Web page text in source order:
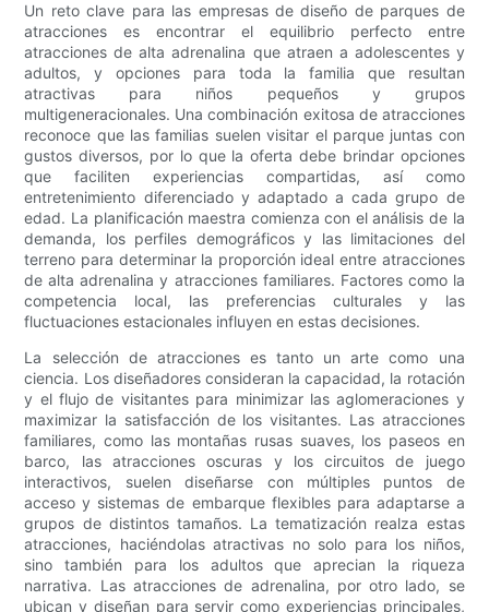
Un reto clave para las empresas de diseño de parques de
atracciones es encontrar el equilibrio perfecto entre
atracciones de alta adrenalina que atraen a adolescentes y
adultos, y opciones para toda la familia que resultan
atractivas para niños pequeños y grupos
multigeneracionales. Una combinación exitosa de atracciones
reconoce que las familias suelen visitar el parque juntas con
gustos diversos, por lo que la oferta debe brindar opciones
que faciliten experiencias compartidas, así como
entretenimiento diferenciado y adaptado a cada grupo de
edad. La planificación maestra comienza con el análisis de la
demanda, los perfiles demográficos y las limitaciones del
terreno para determinar la proporción ideal entre atracciones
de alta adrenalina y atracciones familiares. Factores como la
competencia local, las preferencias culturales y las
fluctuaciones estacionales influyen en estas decisiones.
La selección de atracciones es tanto un arte como una
ciencia. Los diseñadores consideran la capacidad, la rotación
y el flujo de visitantes para minimizar las aglomeraciones y
maximizar la satisfacción de los visitantes. Las atracciones
familiares, como las montañas rusas suaves, los paseos en
barco, las atracciones oscuras y los circuitos de juego
interactivos, suelen diseñarse con múltiples puntos de
acceso y sistemas de embarque flexibles para adaptarse a
grupos de distintos tamaños. La tematización realza estas
atracciones, haciéndolas atractivas no solo para los niños,
sino también para los adultos que aprecian la riqueza
narrativa. Las atracciones de adrenalina, por otro lado, se
ubican y diseñan para servir como experiencias principales,